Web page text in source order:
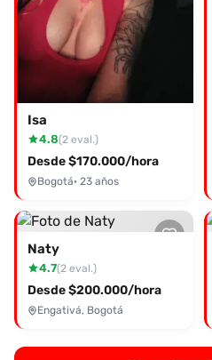
Isa
4.8(2 eval.)
Desde $170.000/hora
Bogotá· 23 años
Naty
4.7(2 eval.)
Desde $200.000/hora
Engativá, Bogotá